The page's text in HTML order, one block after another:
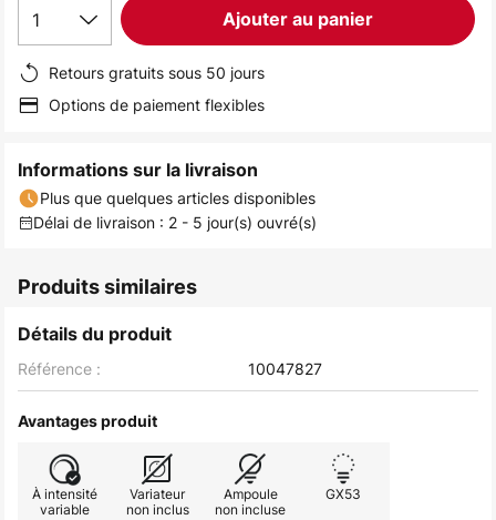
1 Ajouter au panier
Retours gratuits sous 50 jours
Options de paiement flexibles
Informations sur la livraison
Plus que quelques articles disponibles
Délai de livraison : 2 - 5 jour(s) ouvré(s)
Produits similaires
Détails du produit
Référence : 10047827
Avantages produit
À intensité
variable
Variateur
non inclus
Ampoule
non incluse
GX53